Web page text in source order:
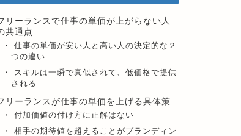
リーランスで仕事の単価が上がらない人
共通点
仕事の単価が安い人と高い人の決定的な２
つの違い
スキルは一瞬で真似されて、低価格で提供
される
リーランスが仕事の単価を上げる具体策
付加価値の付け方に正解はない
相手の期待値を超えることがブランディン